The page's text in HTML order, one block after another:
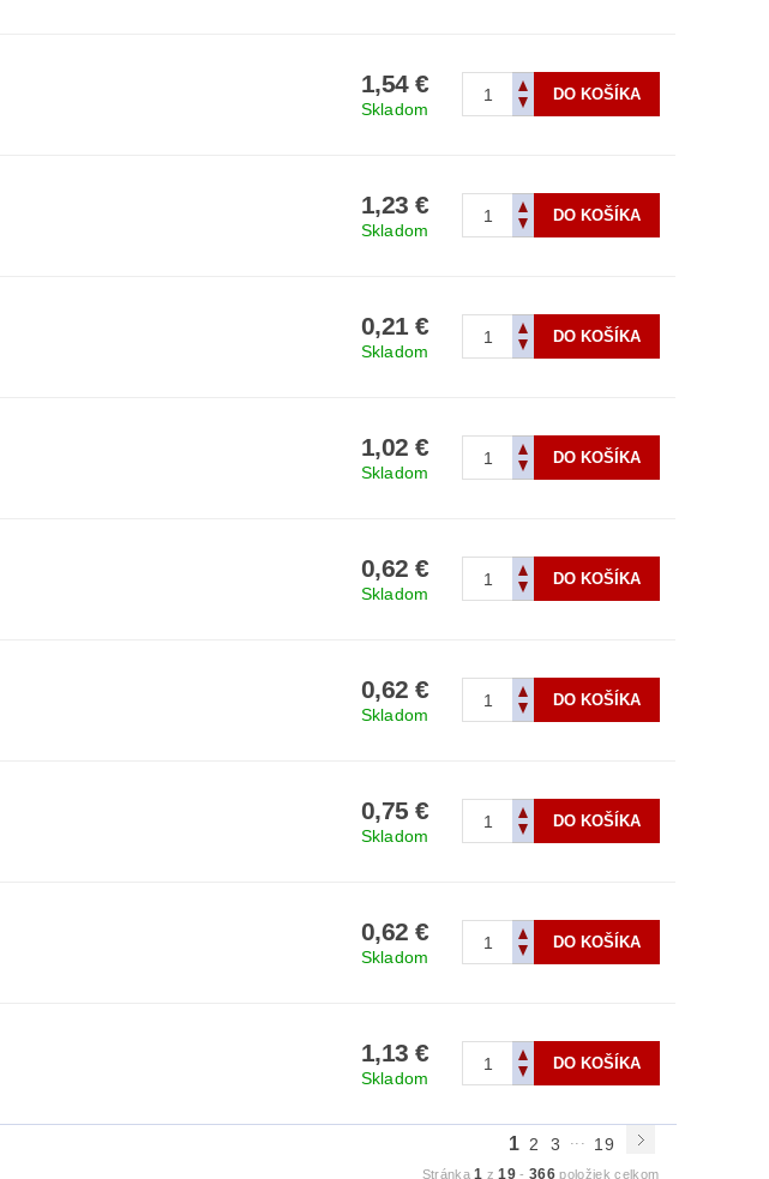
1,54 €
Skladom
1,23 €
Skladom
0,21 €
Skladom
1,02 €
Skladom
0,62 €
Skladom
0,62 €
Skladom
0,75 €
Skladom
0,62 €
Skladom
1,13 €
Skladom
1 2 3 ... 19
Stránka1 z19 -366 položiek celkom